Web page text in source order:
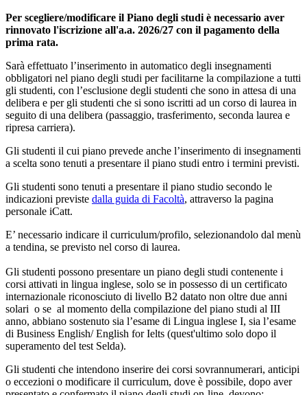
Per scegliere/modificare il Piano degli studi è necessario aver
rinnovato l'iscrizione all'a.a. 2026/27 con il pagamento della
prima rata.
Sarà effettuato l’inserimento in automatico degli insegnamenti
obbligatori nel piano degli studi per facilitarne la compilazione a tutti
gli studenti, con l’esclusione degli studenti che sono in attesa di una
delibera e per gli studenti che si sono iscritti ad un corso di laurea in
seguito di una delibera (passaggio, trasferimento, seconda laurea e
ripresa carriera).
Gli studenti il cui piano prevede anche l’inserimento di insegnamenti
a scelta sono tenuti a presentare il piano studi entro i termini previsti.
Gli studenti sono tenuti a presentare il piano studio secondo le
indicazioni previste dalla guida di Facoltà, attraverso la pagina
personale iCatt.
E’ necessario indicare il curriculum/profilo, selezionandolo dal menù
a tendina, se previsto nel corso di laurea.
Gli studenti possono presentare un piano degli studi contenente i
corsi attivati in lingua inglese, solo se in possesso di un certificato
internazionale riconosciuto di livello B2 datato non oltre due anni
solari o se al momento della compilazione del piano studi al III
anno, abbiano sostenuto sia l’esame di Lingua inglese I, sia l’esame
di Business English/ English for Ielts (quest'ultimo solo dopo il
superamento del test Selda).
Gli studenti che intendono inserire dei corsi sovrannumerari, anticipi
o eccezioni o modificare il curriculum, dove è possibile, dopo aver